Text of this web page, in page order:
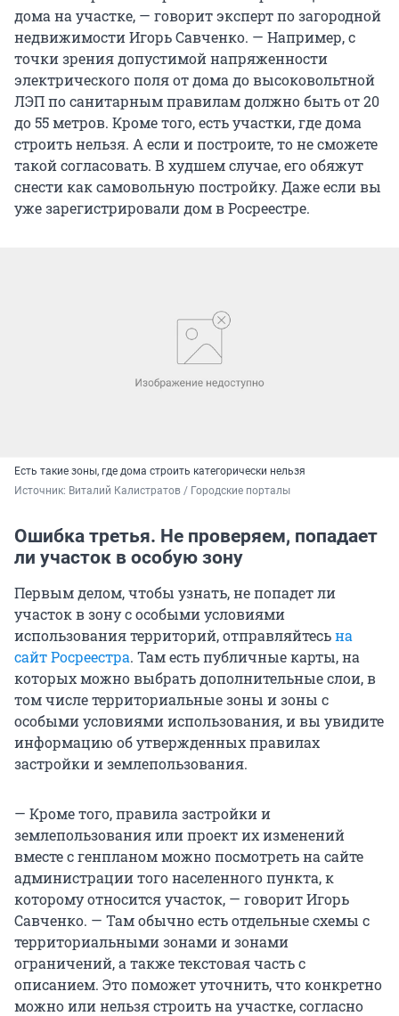
дома на участке, — говорит эксперт по загородной
недвижимости Игорь Савченко. — Например, с
точки зрения допустимой напряженности
электрического поля от дома до высоковольтной
ЛЭП по санитарным правилам должно быть от 20
до 55 метров. Кроме того, есть участки, где дома
строить нельзя. А если и построите, то не сможете
такой согласовать. В худшем случае, его обяжут
снести как самовольную постройку. Даже если вы
уже зарегистрировали дом в Росреестре.
Есть такие зоны, где дома строить категорически нельзя
Источник: Виталий Калистратов / Городские порталы
Ошибка третья. Не проверяем, попадает
ли участок в особую зону
Первым делом, чтобы узнать, не попадет ли
участок в зону с особыми условиями
использования территорий, отправляйтесьна
сайт Росреестра. Там есть публичные карты, на
которых можно выбрать дополнительные слои, в
том числе территориальные зоны и зоны с
особыми условиями использования, и вы увидите
информацию об утвержденных правилах
застройки и землепользования.
— Кроме того, правила застройки и
землепользования или проект их изменений
вместе с генпланом можно посмотреть на сайте
администрации того населенного пункта, к
которому относится участок, — говорит Игорь
Савченко. — Там обычно есть отдельные схемы с
территориальными зонами и зонами
ограничений, а также текстовая часть с
описанием. Это поможет уточнить, что конкретно
можно или нельзя строить на участке, согласно